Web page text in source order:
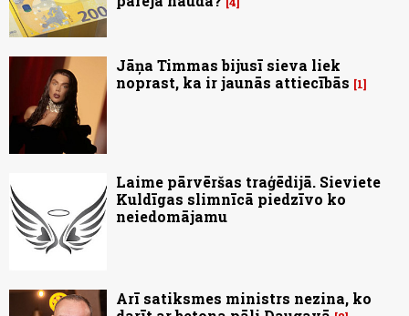
Jāņa Timmas bijusī sieva liek
noprast, ka ir jaunās attiecībās
1
Laime pārvēršas traģēdijā. Sieviete
Kuldīgas slimnīcā piedzīvo ko
neiedomājamu
Arī satiksmes ministrs nezina, ko